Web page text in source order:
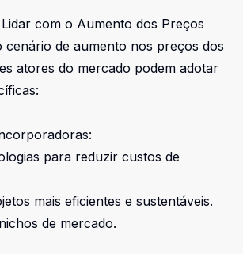
com o Aumento dos Preços
de aumento nos preços dos
atores do mercado podem adotar
para reduzir custos de
mais eficientes e sustentáveis.
de mercado.